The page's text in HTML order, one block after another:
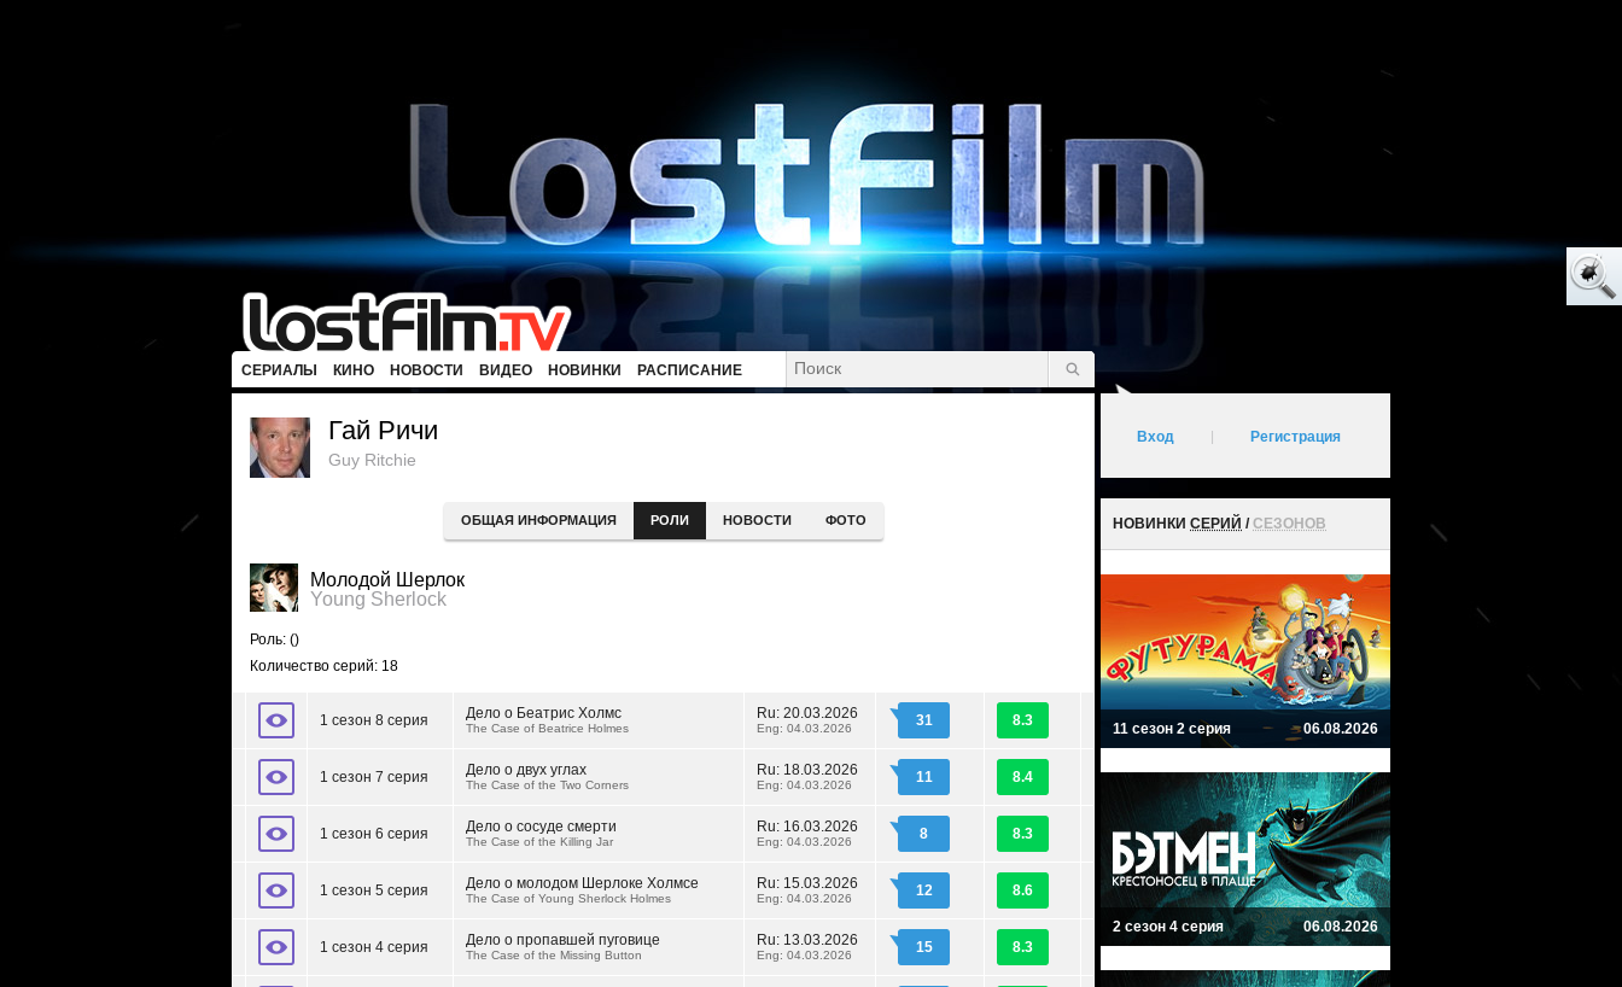
СЕРИАЛЫ КИНО НОВОСТИ ВИДЕО НОВИНКИ РАСПИСАНИЕ
Гай Ричи
Guy Ritchie
ОБЩАЯ ИНФОРМАЦИЯ РОЛИ НОВОСТИ ФОТО
Молодой Шерлок
Young Sherlock
Роль: ()
Количество серий: 18
1 сезон 8 серия Дело о Беатрис Холмс
The Case of Beatrice Holmes
Ru: 20.03.2026
Eng: 04.03.2026 31 8.3
1 сезон 7 серия Дело о двух углах
The Case of the Two Corners
Ru: 18.03.2026
Eng: 04.03.2026 11 8.4
1 сезон 6 серия Дело о сосуде смерти
The Case of the Killing Jar
Ru: 16.03.2026
Eng: 04.03.2026 8 8.3
1 сезон 5 серия Дело о молодом Шерлоке Холмсе
The Case of Young Sherlock Holmes
Ru: 15.03.2026
Eng: 04.03.2026 12 8.6
1 сезон 4 серия Дело о пропавшей пуговице
The Case of the Missing Button
Ru: 13.03.2026
Eng: 04.03.2026 15 8.3
Вход Регистрация
НОВИНКИ СЕРИЙ /СЕЗОНОВ
11 сезон 2 серия 06.08.2026
2 сезон 4 серия 06.08.2026